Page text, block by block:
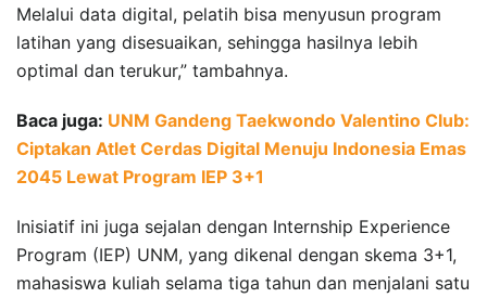
Melalui data digital, pelatih bisa menyusun program
latihan yang disesuaikan, sehingga hasilnya lebih
optimal dan terukur,” tambahnya.
Baca juga: UNM Gandeng Taekwondo Valentino Club:
Ciptakan Atlet Cerdas Digital Menuju Indonesia Emas
2045 Lewat Program IEP 3+1
Inisiatif ini juga sejalan dengan Internship Experience
Program (IEP) UNM, yang dikenal dengan skema 3+1,
mahasiswa kuliah selama tiga tahun dan menjalani satu